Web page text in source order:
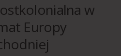
w
Europy